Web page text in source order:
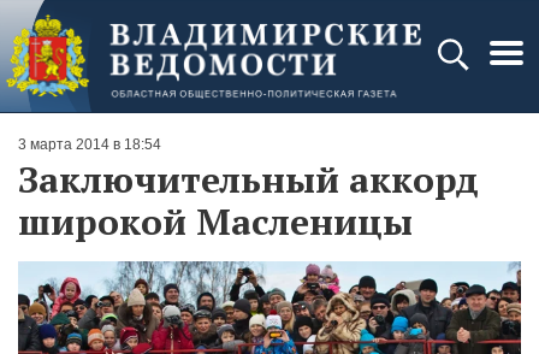
3 марта 2014 в 18:54
Заключительный аккорд
широкой Масленицы